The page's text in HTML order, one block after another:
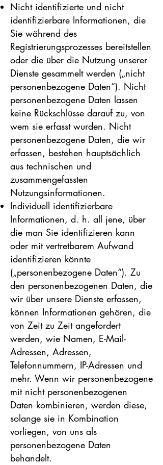
Nicht identifizierte und nicht
identifizierbare Informationen, die
Sie während des
Registrierungsprozesses bereitstellen
oder die über die Nutzung unserer
Dienste gesammelt werden („nicht
personenbezogene Daten“). Nicht
personenbezogene Daten lassen
keine Rückschlüsse darauf zu, von
wem sie erfasst wurden. Nicht
personenbezogene Daten, die wir
erfassen, bestehen hauptsächlich
aus technischen und
zusammengefassten
Nutzungsinformationen.
Individuell identifizierbare
Informationen, d. h. all jene, über
die man Sie identifizieren kann
oder mit vertretbarem Aufwand
identifizieren könnte
(„personenbezogene Daten“). Zu
den personenbezogenen Daten, die
wir über unsere Dienste erfassen,
können Informationen gehören, die
von Zeit zu Zeit angefordert
werden, wie Namen, E-Mail-
Adressen, Adressen,
Telefonnummern, IP-Adressen und
mehr. Wenn wir personenbezogene
mit nicht personenbezogenen
Daten kombinieren, werden diese,
solange sie in Kombination
vorliegen, von uns als
personenbezogene Daten
behandelt.